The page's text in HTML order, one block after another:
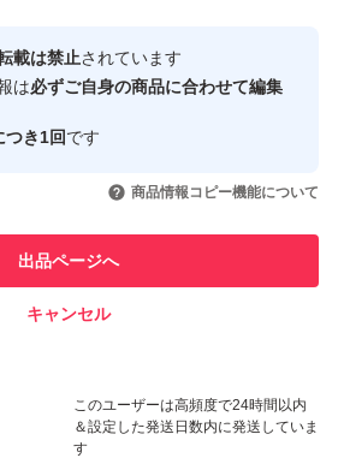
心・安全なユーザーです
引を完了させた実績があります
での取引実績があります
このユーザーは高頻度で24時間以内
＆設定した発送日数内に発送していま
す
載は禁止されています
は必ずご自身の商品に合わせて編集
つき1回です
商品情報コピー機能について
出品ページへ
キャンセル